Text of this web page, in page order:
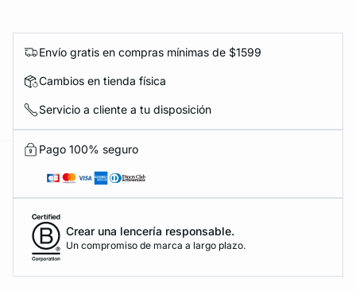
DE PANTIES
ahora
Envío gratis en compras mínimas de $1599
Cambios en tienda física
Servicio a cliente a tu disposición
Pago 100% seguro
Crear una lencería responsable.
Un compromiso de marca a largo plazo.